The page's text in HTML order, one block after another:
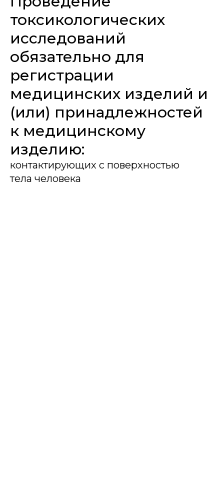
токсикологических
исследований
обязательно для
регистрации
медицинских изделий и
(или) принадлежностей
к медицинскому
изделию:
контактирующих с поверхностью
тела человека